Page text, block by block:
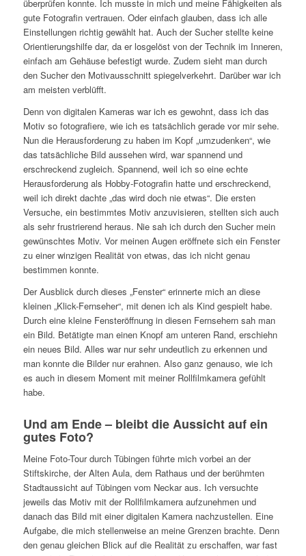
überprüfen konnte. Ich musste in mich und meine Fähigkeiten als
gute Fotografin vertrauen. Oder einfach glauben, dass ich alle
Einstellungen richtig gewählt hat. Auch der Sucher stellte keine
Orientierungshilfe dar, da er losgelöst von der Technik im Inneren,
einfach am Gehäuse befestigt wurde. Zudem sieht man durch
den Sucher den Motivausschnitt spiegelverkehrt. Darüber war ich
am meisten verblüfft.
Denn von digitalen Kameras war ich es gewohnt, dass ich das
Motiv so fotografiere, wie ich es tatsächlich gerade vor mir sehe.
Nun die Herausforderung zu haben im Kopf „umzudenken“, wie
das tatsächliche Bild aussehen wird, war spannend und
erschreckend zugleich. Spannend, weil ich so eine echte
Herausforderung als Hobby-Fotografin hatte und erschreckend,
weil ich direkt dachte „das wird doch nie etwas“. Die ersten
Versuche, ein bestimmtes Motiv anzuvisieren, stellten sich auch
als sehr frustrierend heraus. Nie sah ich durch den Sucher mein
gewünschtes Motiv. Vor meinen Augen eröffnete sich ein Fenster
zu einer winzigen Realität von etwas, das ich nicht genau
bestimmen konnte.
Der Ausblick durch dieses „Fenster“ erinnerte mich an diese
kleinen „Klick-Fernseher“, mit denen ich als Kind gespielt habe.
Durch eine kleine Fensteröffnung in diesen Fernsehern sah man
ein Bild. Betätigte man einen Knopf am unteren Rand, erschiehn
ein neues Bild. Alles war nur sehr undeutlich zu erkennen und
man konnte die Bilder nur erahnen. Also ganz genauso, wie ich
es auch in diesem Moment mit meiner Rollfilmkamera gefühlt
habe.
Und am Ende – bleibt die Aussicht auf ein
gutes Foto?
Meine Foto-Tour durch Tübingen führte mich vorbei an der
Stiftskirche, der Alten Aula, dem Rathaus und der berühmten
Stadtaussicht auf Tübingen vom Neckar aus. Ich versuchte
jeweils das Motiv mit der Rollfilmkamera aufzunehmen und
danach das Bild mit einer digitalen Kamera nachzustellen. Eine
Aufgabe, die mich stellenweise an meine Grenzen brachte. Denn
den genau gleichen Blick auf die Realität zu erschaffen, war fast